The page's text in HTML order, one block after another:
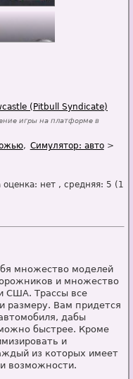
(Pitbull Syndicate)
игры на платформе в
Симулятор: авто
оценка: нет , средняя: 5 ( 1
множество моделей
и множество
США. Трассы все
размеру. Вам придется
дабы
быстрее. Кроме
и
из которых имеет
возможности.